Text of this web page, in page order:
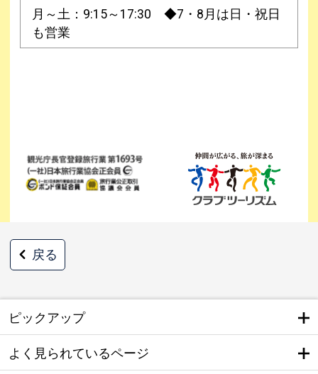
月～土：9:15～17:30 ◆7・8月は日・祝日
も営業
戻る
ピックアップ
よく見られているページ